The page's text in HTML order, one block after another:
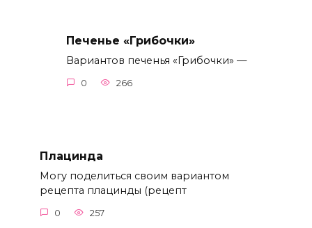
Печенье «Грибочки»
Вариантов печенья «Грибочки» —
0 266
Плацинда
Могу поделиться своим вариантом
рецепта плацинды (рецепт
0 257